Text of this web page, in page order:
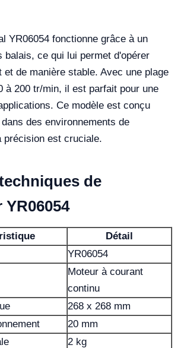
YR06054 fonctionne grâce à un
balais, ce qui lui permet d'opérer
et de manière stable. Avec une plage
à 200 tr/min, il est parfait pour une
Ce modèle est conçu
des environnements de
précision est cruciale.
de
Détail
YR06054
Moteur à courant
continu
268 x 268 mm
20 mm
2 kg